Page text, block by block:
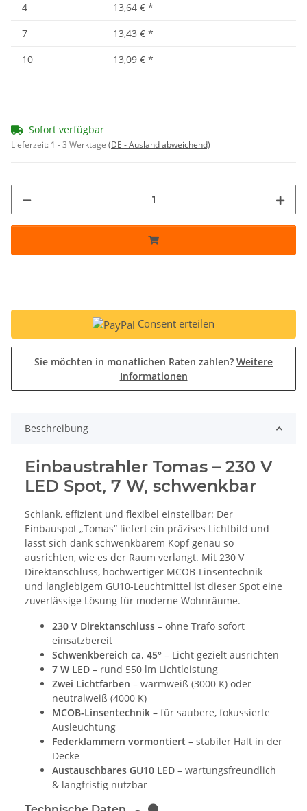
4 13,64 € *
7
13,43 € *
10
13,09 € *
Sofort verfügbar
Lieferzeit: 1 - 3 Werktage (DE - Ausland abweichend)
Consent erteilen
Sie möchten in monatlichen Raten zahlen? Weitere
Informationen
Beschreibung
Einbaustrahler Tomas – 230 V
LED Spot, 7 W, schwenkbar
Schlank, effizient und flexibel einstellbar: Der
Einbauspot „Tomas“ liefert ein präzises Lichtbild und
lässt sich dank schwenkbarem Kopf genau so
ausrichten, wie es der Raum verlangt. Mit 230 V
Direktanschluss, hochwertiger MCOB-Linsentechnik
und langlebigem GU10-Leuchtmittel ist dieser Spot eine
zuverlässige Lösung für moderne Wohnräume.
230 V Direktanschluss – ohne Trafo sofort
einsatzbereit
Schwenkbereich ca. 45° – Licht gezielt ausrichten
7 W LED – rund 550 lm Lichtleistung
Zwei Lichtfarben – warmweiß (3000 K) oder
neutralweiß (4000 K)
MCOB-Linsentechnik – für saubere, fokussierte
Ausleuchtung
Federklammern vormontiert – stabiler Halt in der
Decke
Austauschbares GU10 LED – wartungsfreundlich
& langfristig nutzbar